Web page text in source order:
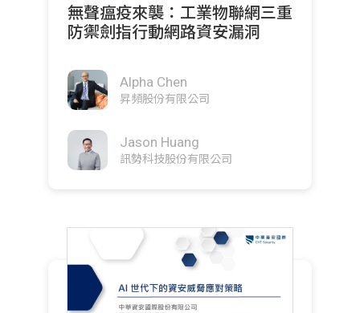
無聲瘟疫來襲：工業物聯網三重
防禦劍指行動網路資安漏洞
Alpha Chen
昇頻股份有限公司
Jason Huang
訊勢科技股份有限公司